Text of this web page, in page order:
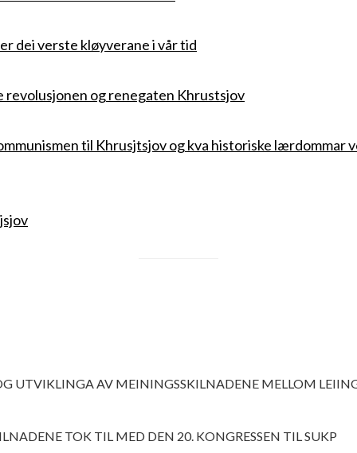
dei verste kløyverane i vår tid
revolusjonen og renegaten Khrustsjov
til Khrusjtsjov og kva historiske lærdommar
UTVIKLINGA AV MEININGSSKILNADENE MELLOM
TOK TIL MED DEN 20. KONGRESSEN TIL SUKP